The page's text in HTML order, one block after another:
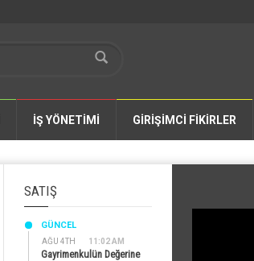
İŞ YÖNETİMİ GİRİŞİMCİ FİKİRLER
SATIŞ
AĞU 4TH 11:02 AM
GÜNCEL
Gayrimenkulün Değerine